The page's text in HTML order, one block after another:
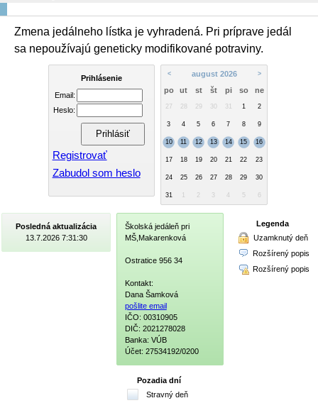
Zmena jedálneho lístka je vyhradená. Pri príprave jedál
sa nepoužívajú geneticky modifikované potraviny.
Prihlásenie
Email:
Heslo:
Registrovať
Zabudol som heslo
< august 2026 >
po ut st št pi so ne
27 28 29 30 31 1 2
3 4 5 6 7 8 9
10 11 12 13 14 15 16
17 18 19 20 21 22 23
24 25 26 27 28 29 30
31 2 3 4 5 6
Posledná aktualizácia
13.7.2026 7:31:30
Školská jedáleň pri
MŠ,Makarenková
Ostratice 956 34
Kontakt:
Dana Šamková
pošlite email
IČO: 00310905
DIČ: 2021278028
Banka: VÚB
Účet: 27534192/0200
Legenda
Uzamknutý deň
Rozšírený popis
Rozšírený popis
Pozadia dní
Stravný deň